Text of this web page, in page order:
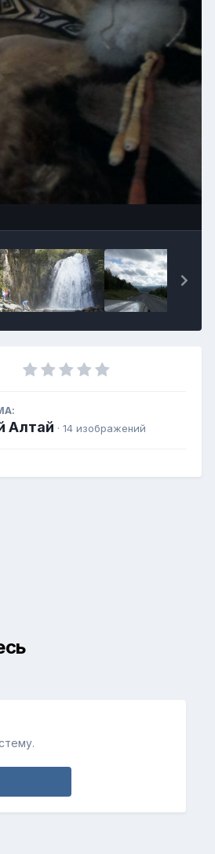
Инструменты
Алтай · 14 изображений